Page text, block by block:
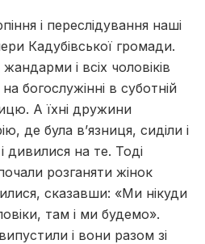
і переслідування наші
Кадубівської громади.
і всіх чоловіків
богослужінні в суботній
А їхні дружини
де була в’язниця, сиділи і
дивилися на те. Тоді
розганяти жінок
сказавши: «Ми нікуди
там і ми будемо».
і вони разом зі